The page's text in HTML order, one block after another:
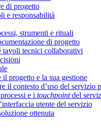
di progetto
e responsabilità
strumenti e rituali
di progetto
tavoli tecnici collaborativi
progetto e la sua gestione
il contesto d’uso del servizio
e i touchpointdel
utente del servizio
ottenuta